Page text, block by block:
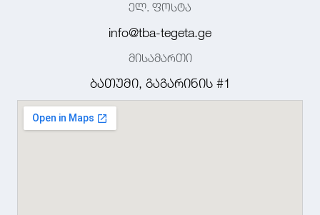
ელ. ფოსტა
info@tba-tegeta.ge
მისამართი
ბათუმი, გაგარინის #1